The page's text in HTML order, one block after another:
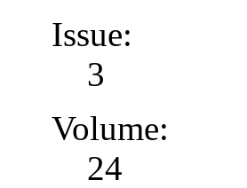
Issue:
3
Volume:
24